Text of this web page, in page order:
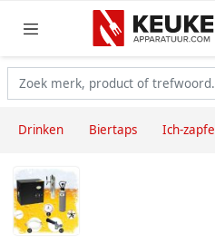
Drinken Biertaps Ich-zapfe